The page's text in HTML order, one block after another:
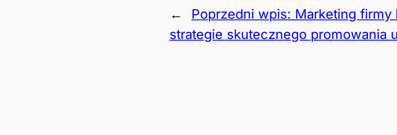
← Poprzedni wpis: Marketing firmy
strategie skutecznego promowania